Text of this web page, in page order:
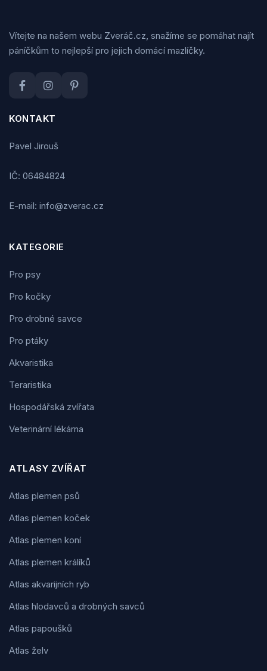
Vítejte na našem webu Zveráč.cz, snažíme se pomáhat najít
páníčkům to nejlepší pro jejich domácí mazlíčky.
KONTAKT
Pavel Jirouš
IČ: 06484824
E-mail: info@zverac.cz
KATEGORIE
Pro psy
Pro kočky
Pro drobné savce
Pro ptáky
Akvaristika
Teraristika
Hospodářská zvířata
Veterinární lékárna
ATLASY ZVÍŘAT
Atlas plemen psů
Atlas plemen koček
Atlas plemen koní
Atlas plemen králíků
Atlas akvarijních ryb
Atlas hlodavců a drobných savců
Atlas papoušků
Atlas želv